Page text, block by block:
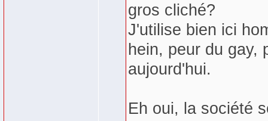
gros cliché?
J'utilise bien ici
hein, peur du gay,
aujourd'hui.
Eh oui, la société